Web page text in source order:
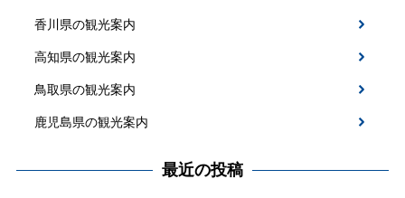
香川県の観光案内
高知県の観光案内
鳥取県の観光案内
鹿児島県の観光案内
最近の投稿